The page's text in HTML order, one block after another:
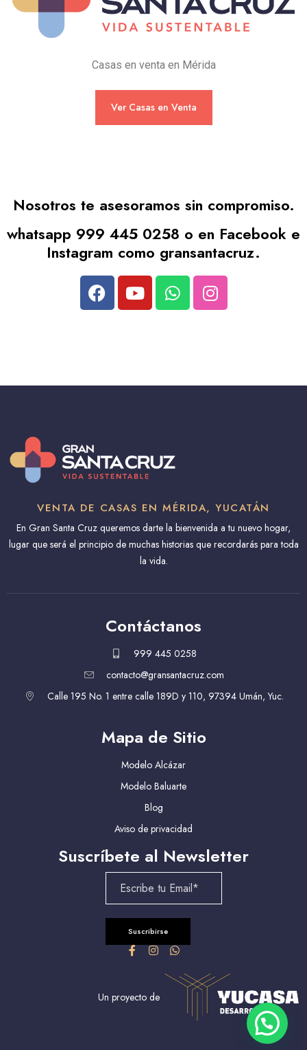
Casas en venta en Mérida
Ver Casas en Venta
Nosotros te asesoramos sin compromiso.
whatsapp 999 445 0258 o en Facebook e
Instagram como gransantacruz.
VENTA DE CASAS EN MÉRIDA, YUCATÁN
En Gran Santa Cruz queremos darte la bienvenida a tu nuevo hogar,
lugar que será el principio de muchas historias que recordarás para toda
la vida.
Contáctanos
999 445 0258
contacto@gransantacruz.com
Calle 195 No. 1 entre calle 189D y 110, 97394 Umán, Yuc.
Mapa de Sitio
Modelo Alcázar
Modelo Baluarte
Blog
Aviso de privacidad
Suscríbete al Newsletter
Un proyecto de